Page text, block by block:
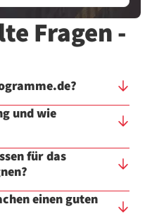
Fragen -
und wie
für das
einen guten